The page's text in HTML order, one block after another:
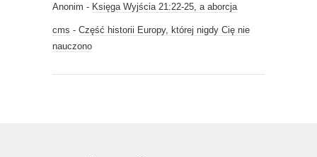
Anonim - Księga Wyjścia 21:22-25, a aborcja
cms - Część historii Europy, której nigdy Cię nie
nauczono